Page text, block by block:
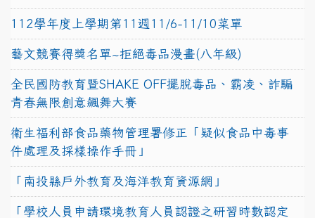
112學年度上學期第11週11/6-11/10菜單
藝文競賽得獎名單~拒絕毒品漫畫(八年級)
全民國防教育暨SHAKE OFF擺脫毒品、霸凌、詐騙
青春無限創意飆舞大賽
衛生福利部食品藥物管理署修正「疑似食品中毒事
件處理及採樣操作手冊」
「南投縣戶外教育及海洋教育資源網」
「學校人員申請環境教育人員認證之研習時數認定